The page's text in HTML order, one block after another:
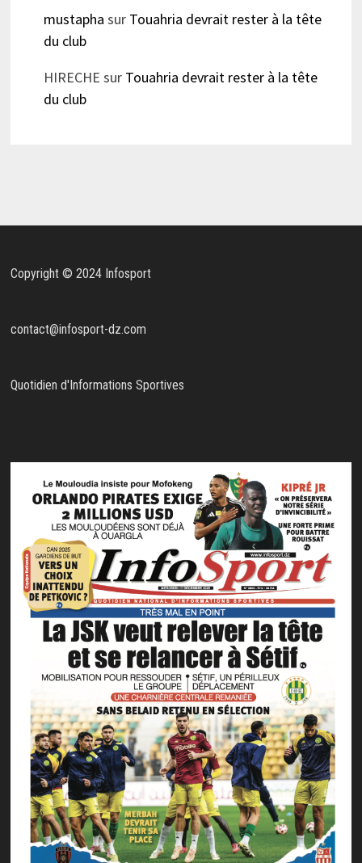
mustapha sur Touahria devrait rester à la tête
du club
HIRECHE sur Touahria devrait rester à la tête
du club
Copyright © 2024 Infosport
contact@infosport-dz.com
Quotidien d'Informations Sportives